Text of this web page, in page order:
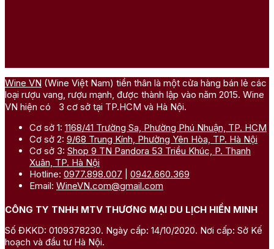
Wine VN (Wine Việt Nam) tiền thân là một cửa hàng bán lẻ các
loại rượu vang, rượu mạnh, được thành lập vào năm 2015. Wine
VN hiện có 3 cơ sở tại TP.HCM và Hà Nội.
Cơ sở 1: 1168/41 Trường Sa, Phường Phú Nhuận, TP. HCM
Cơ sở 2: 9/68 Trung Kính, Phường Yên Hòa, TP. Hà Nội
Cơ sở 3: Shop 9 TN Pandora 53 Triều Khúc, P. Thanh
Xuân, TP. Hà Nội
Hotline: 0977.898.007
0942.660.369
Email: WineVN.com@gmail.com
CÔNG TY TNHH MTV THƯƠNG MẠI DU LỊCH HIỀN MINH
Số ĐKKD: 0109378230. Ngày cấp: 14/10/2020. Nơi cấp: Sở Kế
hoạch và đầu tư Hà Nội.